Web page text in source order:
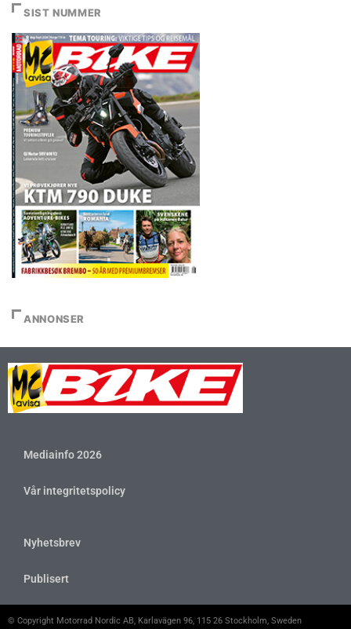
SIST NUMMER
ANNONSER
Mediainfo 2026
Vår integritetspolicy
Nyhetsbrev
Publisert
© Copyright Motorrad Nordic AB, Karlavägen 96, 115 26 Stockholm, Sweden